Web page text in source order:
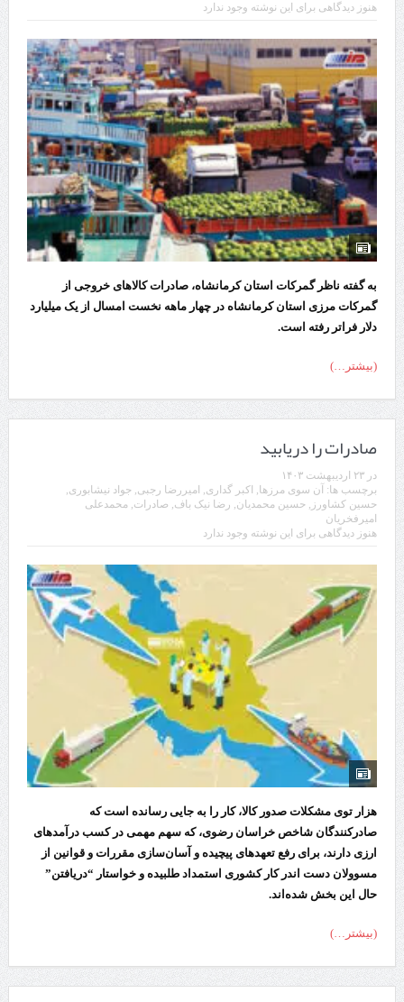
گزارش ویژه؛
طرز تهیه خورش خلال کرمانشاهی +نکات و فوت وفن‌ها
قدردانی وزیر میراث فرهنگی، گردشگری و صنایع دستی از استاندار اردبیل
استاندار اردبیل در دیدار دبیر شورای‌عالی مناطق آزاد و ویژه اقتصادی:
راه‌اندازی کامل منطقه آزاد اردبیل-بیله‌سوار و منطقه ویژه اقتصادی نمین تسریع
شود
در دیدار استاندار اردبیل و مدیرعامل بانک سینا محقق شد؛
تخصیص ۳۰۰میلیارد تومان برای تکمیل بزرگراه اردبیل-سرچم
کشف ۱۱ قبضه سلاح کلت کمری توسط مرزبانان هنگ مرزی ارومیه
مرز چیلات دهلران می‌تواند مکمل مرز بین‌المللی مهران شود
هنوز دیدگاهی برای این نوشته وجود ندارد
به گفته ناظر گمرکات استان کرمانشاه، صادرات کالاهای خروجی از
گمرکات مرزی استان کرمانشاه در چهار ماهه نخست امسال از یک میلیارد
دلار فراتر رفته است.
(بیشتر…)
صادرات را دریابید
در ۲۳ اردیبهشت ۱۴۰۳
برچسب ها: آن سوی مرزها اکبر گداری امیررضا رجبی جواد نیشابوری
حسین کشاورز
حسین محمدیان رضا نیک باف صادرات محمدعلی
امیرفخریان
هنوز دیدگاهی برای این نوشته وجود ندارد
هزار توی مشکلات صدور کالا،‌ کار را به جایی رسانده است که
صادرکنندگان شاخص خراسان رضوی، که سهم مهمی در کسب درآمدهای
ارزی دارند، برای رفع تعهدهای پیچیده و آسان‌سازی مقررات و قوانین از
مسوولان دست اندر کار کشوری استمداد طلبیده و خواستار “دریافتن”
حال این بخش شده‌اند.
(بیشتر…)